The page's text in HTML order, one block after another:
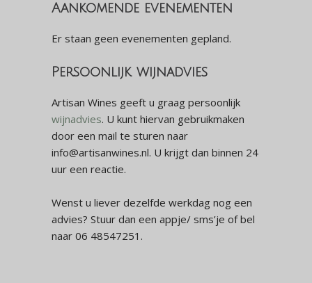
Aankomende evenementen
Er staan geen evenementen gepland.
Persoonlijk wijnadvies
Artisan Wines geeft u graag persoonlijk
wijnadvies. U kunt hiervan gebruikmaken
door een mail te sturen naar
info@artisanwines.nl. U krijgt dan binnen 24
uur een reactie.
Wenst u liever dezelfde werkdag nog een
advies? Stuur dan een appje/ sms’je of bel
naar 06 48547251.